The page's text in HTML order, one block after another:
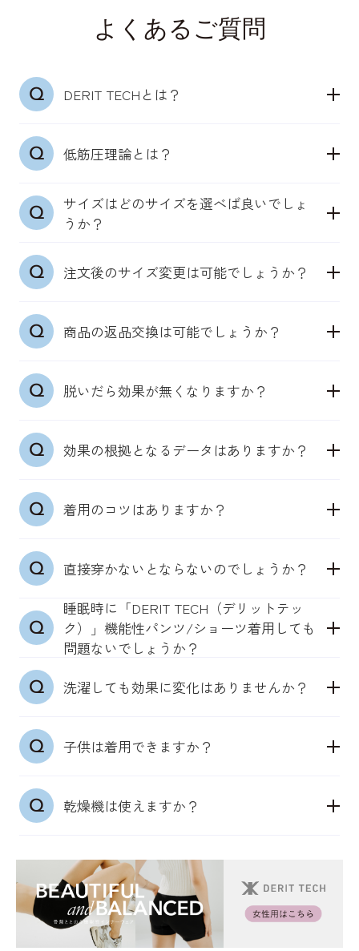
よくあるご質問
DERIT TECHとは？
「デリットテック」は24時間365日着用できる、骨
盤ととのう機能性インナーウェアブランドです。
ともと身体が備えている機能を引き出します。
低筋圧理論とは？
特許取得（第7214169号）「低筋圧理論」
骨盤まわりの筋肉にそった独自の凹凸構造が、肌に
す。
身体本来が持つ機能を引き出し、筋肉への確実にア
サイズはどのサイズを選べば良いでしょ
うか？
普段の洋服サイズを目安にお選びください。皮膚の
感度センサーを活かした設計のため、きつすぎない
68~76cm、M／76~84cm、L／84~94cm、LL／
94~104cm、3L／104~114cm
は、ぴったりした下着を選ぶことが多ければ「下の
104~112cm
になることを推奨しているため、迷われたら小さめ
をおすすめしております。
25~27cm、27~29cm
注文後のサイズ変更は可能でしょうか？
ご注文後の商品サイズ変更はシステム上お受けする
ことができません。出荷完了メール受信前の場合
お願いいたします。
商品の返品交換は可能でしょうか？
商品の特性上、お客様都合の返品交換は未使用の場
合も承っておりません。何卒ご理解いただきますよ
脱いだら効果が無くなりますか？
どのアイテムも、着用いただいている時は、皮膚の
感覚センサーから神経伝達回路を通じて、筋肉が正
着用した期間にもよりますが、一定期間効果は持続
いたします。しかし、着用しない期間が長くなる
機能性パンツ・ショーツや機能性インナーウェアシ
られない場合は、
寝ている時間に着用いただくナイトケアとしてご活
用いただくことで、日々、長時間着用をすることも
機能性ソックスは、靴により着用できないこともあ
ます。
効果の根拠となるデータはありますか？
日本臨床スポーツ医学会学術集会で効果検証の結果
を発表しています。他のデータについても随時取得
着用のコツはありますか？
●「DERIT TECH（デリットテック）」機能性パン
ツ/ショーツ
DERIT TECH が肌に触れるように穿いてください。
特に股下の部分がしっかり肌に触れると効果が期待
できます。
●「DERIT TECH（デリットテック）」機能性イン
ナーウェアシャツ/タンクトップ
はせず、さらっとした着心地の良い下着です。
すいよう、小さめのサイズを選択することをおすす
すが、それでも皮膚の感覚センサーは反応する確認
をとっております。
ナイトケアの場合、ブラジャーをせず、そのまま着
用いただくことでより効果が期待できます。
直接穿かないとならないのでしょうか？
●「DERIT TECH（デリットテック）」機能性パン
ツ/ショーツ
基本は直接穿いていただくことをおすすめしており
ます。DERIT TECH の縫製が筋肉に触れるように穿
いていただくことで、自然と筋肉が動き出すように
睡眠時に「DERIT TECH（デリットテッ
ク）」機能性パンツ/ショーツ着用しても
問題ないでしょうか？
睡眠時に着用しても問題ありません。DERIT
TECH（デリットテック）は24時間365日穿き続けら
でも穿いていただくことで効果が期待できます。
洗濯しても効果に変化はありませんか？
通常の洗濯と同様に洗っていただいて問題ございま
せん。生地が肌に触れないような状態になった場合
子供は着用できますか？
メンズサイズが合うようでしたらご着用できます。
医療用商品ではないため、部活や勉強時などの生活
期からケアをすることで、姿勢のケアや体づくりに
もつながります。
乾燥機は使えますか？
生地の特性上、乾燥機はおすすめはしておりませ
ん。乾燥機は使用せず、洗濯ネットに入れて洗濯
後、日陰干しをしてください。